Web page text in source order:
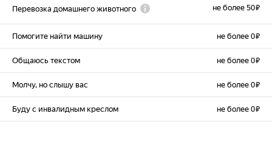
Перевозка домашнего животного не более 50 ₽
Помогите найти машину не более 0 ₽
Общаюсь текстом не более 0 ₽
Молчу, но слышу вас не более 0 ₽
Буду с инвалидным креслом не более 0 ₽